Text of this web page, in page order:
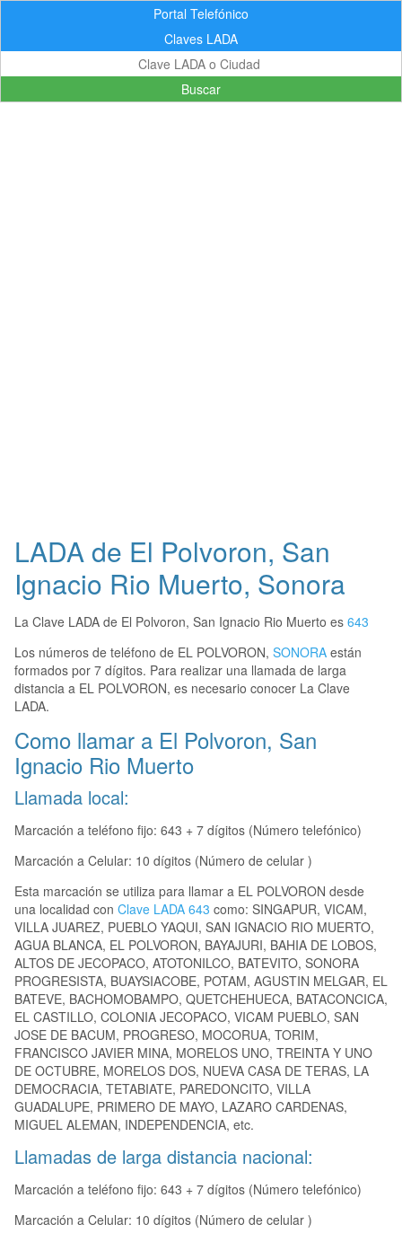
Portal Telefónico
Claves LADA
Buscar
LADA de El Polvoron, San
Ignacio Rio Muerto, Sonora
La Clave LADA de El Polvoron, San Ignacio Rio Muerto es 643
Los números de teléfono de EL POLVORON, SONORA están
formados por 7 dígitos. Para realizar una llamada de larga
distancia a EL POLVORON, es necesario conocer La Clave
LADA.
Como llamar a El Polvoron, San
Ignacio Rio Muerto
Llamada local:
Marcación a teléfono fijo: 643 + 7 dígitos (Número telefónico)
Marcación a Celular: 10 dígitos (Número de celular )
Esta marcación se utiliza para llamar a EL POLVORON desde
una localidad con Clave LADA 643 como: SINGAPUR, VICAM,
VILLA JUAREZ, PUEBLO YAQUI, SAN IGNACIO RIO MUERTO,
AGUA BLANCA, EL POLVORON, BAYAJURI, BAHIA DE LOBOS,
ALTOS DE JECOPACO, ATOTONILCO, BATEVITO, SONORA
PROGRESISTA, BUAYSIACOBE, POTAM, AGUSTIN MELGAR, EL
BATEVE, BACHOMOBAMPO, QUETCHEHUECA, BATACONCICA,
EL CASTILLO, COLONIA JECOPACO, VICAM PUEBLO, SAN
JOSE DE BACUM, PROGRESO, MOCORUA, TORIM,
FRANCISCO JAVIER MINA, MORELOS UNO, TREINTA Y UNO
DE OCTUBRE, MORELOS DOS, NUEVA CASA DE TERAS, LA
DEMOCRACIA, TETABIATE, PAREDONCITO, VILLA
GUADALUPE, PRIMERO DE MAYO, LAZARO CARDENAS,
MIGUEL ALEMAN, INDEPENDENCIA, etc.
Llamadas de larga distancia nacional:
Marcación a teléfono fijo: 643 + 7 dígitos (Número telefónico)
Marcación a Celular: 10 dígitos (Número de celular )